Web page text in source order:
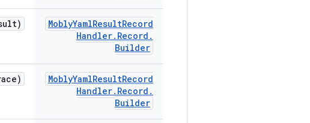
MoblyYamlResultRecord
Handler. Record .
Builder
MoblyYamlResultRecord
Handler. Record .
Builder